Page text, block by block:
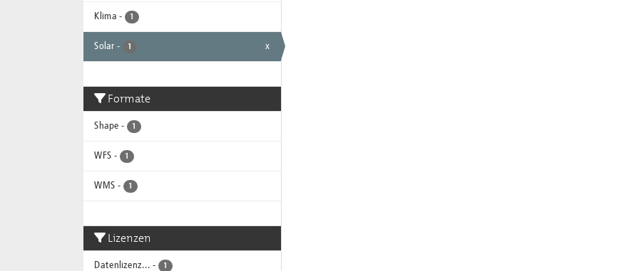
Klima - 1
Solar - 1 x
Formate
Shape - 1
WFS - 1
WMS - 1
Lizenzen
Datenlizenz... - 1